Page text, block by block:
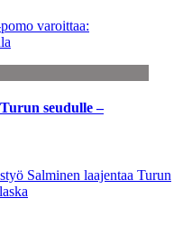
varoittaa:
seudulle –
Salminen laajentaa Turun